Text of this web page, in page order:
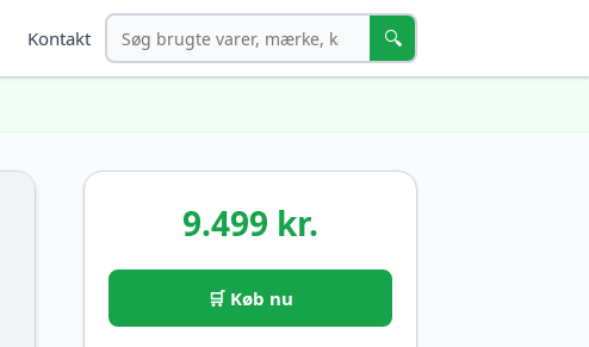
Kontakt Søg 🔍
9.499 kr.
🛒 Køb nu